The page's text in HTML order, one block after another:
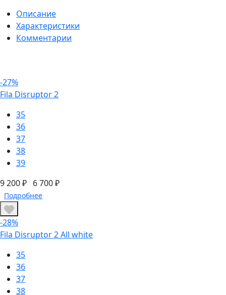
Описание
Характеристики
Комментарии
-27%
Fila Disruptor 2
35
36
37
38
39
9 200 ₽ 6 700 ₽
Подробнее
-28%
Fila Disruptor 2 All white
35
36
37
38